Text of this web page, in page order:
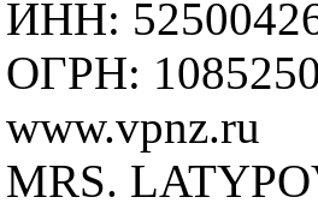
ИНН:
ОГРН:
www.vpnz.ru
MRS.